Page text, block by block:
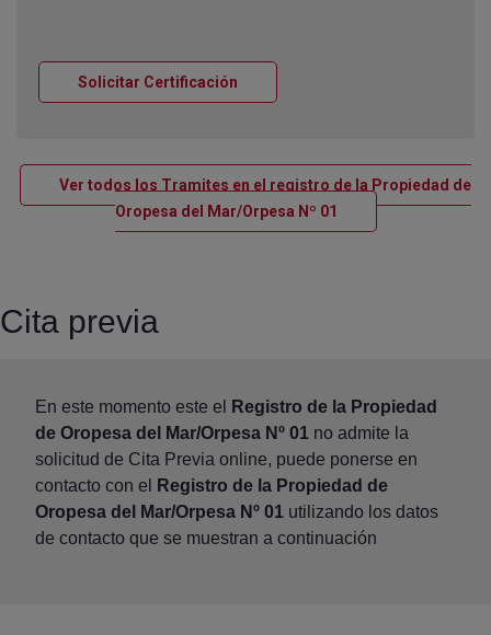
Solicitar Certificación
Ver todos los Tramites en el registro de la Propiedad de
Oropesa del Mar/Orpesa Nº 01 Ventana nueva
Cita previa
En este momento este el
Registro de la Propiedad
de Oropesa del Mar/Orpesa Nº 01 no admite la
solicitud de Cita Previa online, puede ponerse en
contacto con el
Registro de la Propiedad de
Oropesa del Mar/Orpesa Nº 01 utilizando los datos
de contacto que se muestran a continuación